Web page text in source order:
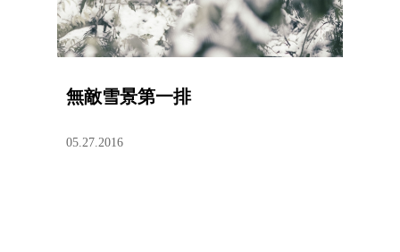
無敵雪景第一排
05.27.2016